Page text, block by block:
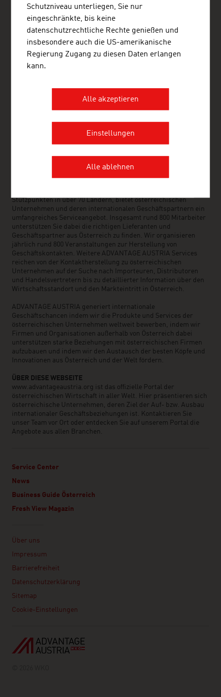
Jalan HR Rasuna Said Blok X-5, Kav. 2&3
12950 Jakarta
Indonesien
+62 21 25500186
+62 21 5274707
jakarta@advantageaustria.org
Gewinnen Sie exklusive Einblicke in verschiedene
Branchen und Unternehmen der österreichischen
Stützpunkten in über 70 Ländern, bietet österreichischen
Unternehmen und deren internationalen Geschäftspartnern ein
umfangreiches Serviceangebot. Insgesamt rund 800 Mitarbeiter
unterstützen Sie dabei die richtigen Lieferanten und
Geschäftspartner aus Österreich zu finden. Wir organisieren
jährlich rund 800 Veranstaltungen zur Herstellung von
Geschäftskontakten. Weitere ADVANTAGE AUSTRIA Services
reichen von der Kontaktherstellung zu österreichischen
Unternehmen auf der Suche nach Importeuren, Distributoren
und Handelsvertretern bis zu detaillierter Information über den
Wirtschaftsstandort und den Markteintritt in Österreich.
ADVANTAGE AUSTRIA generiert internationale
Geschäftschancen indem wir die Produkte und Services der
österreichischen Unternehmen weltweit bewerben, indem wir
Firmen und Organisationen außerhalb von Österreich dabei
unterstützen starke Beziehungen mit österreichischen Firmen
aufzubauen und indem wir den Austausch der besten Köpfe und
Innovationen aus Österreich und der Welt fördern.
ÜBER DIESE WEBSEITE
www.advantageaustria.org ist das offizielle Portal der
österreichischen Wirtschaft in aller Welt. Hier präsentieren sich
österreichische Unternehmen, deren Ziel der Auf- bzw. Ausbau
internationaler Geschäftsbeziehungen ist. Kontaktieren Sie
unser Team vor Ort oder entdecken Sie auf unserem Portal die
Angebote aus allen Branchen.
Service Center
News
Business Guide Österreich
Fresh View Magazin
Über uns
Impressum
Barrierefreiheit
Datenschutzerklärung
Sitemap
Cookie-Einstellungen
Schutzniveau unterliegen, Sie nur
eingeschränkte, bis keine
datenschutzrechtliche Rechte genießen und
insbesondere auch die US-amerikanische
Regierung Zugang zu diesen Daten erlangen
kann.
Alle akzeptieren
Einstellungen
Alle ablehnen